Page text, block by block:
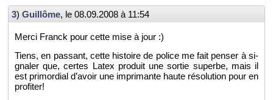
3) Guillôme, le 08.09.2008 à 11:54
Merci Franck pour cette mise à jour :)
Tiens, en pas­sant, cette his­toire de po­lice me fait pen­ser à si­
gna­ler que, certes Latex pro­duit une sor­tie su­perbe, mais il
est pri­mor­dial d’avoir une im­pri­mante haute ré­so­lu­tion pour en
pro­fi­ter!